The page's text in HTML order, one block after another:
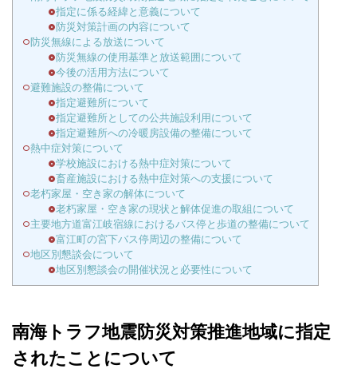
指定に係る経緯と意義について
防災対策計画の内容について
防災無線による放送について
防災無線の使用基準と放送範囲について
今後の活用方法について
避難施設の整備について
指定避難所について
指定避難所としての公共施設利用について
指定避難所への冷暖房設備の整備について
熱中症対策について
学校施設における熱中症対策について
畜産施設における熱中症対策への支援について
老朽家屋・空き家の解体について
老朽家屋・空き家の現状と解体促進の取組について
主要地方道富江岐宿線におけるバス停と歩道の整備について
富江町の宮下バス停周辺の整備について
地区別懇談会について
地区別懇談会の開催状況と必要性について
南海トラフ地震防災対策推進地域に指定
されたことについて